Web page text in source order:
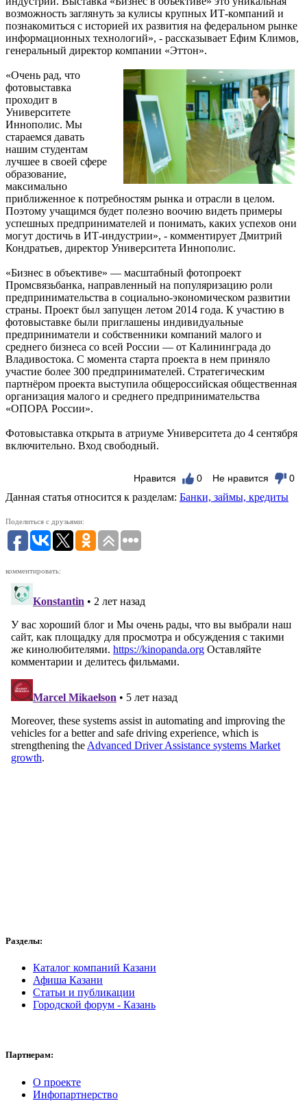
возможность заглянуть за кулисы крупных ИТ-компаний и
познакомиться с историей их развития на федеральном рынке
информационных технологий», - рассказывает Ефим Климов,
генеральный директор компании «Эттон».
«Очень рад, что
фотовыставка
проходит в
Университете
Иннополис. Мы
стараемся давать
нашим студентам
лучшее в своей сфере
образование,
максимально
приближенное к потребностям рынка и отрасли в целом.
Поэтому учащимся будет полезно воочию видеть примеры
успешных предпринимателей и понимать, каких успехов они
могут достичь в ИТ-индустрии», - комментирует Дмитрий
Кондратьев, директор Университета Иннополис.
«Бизнес в объективе» — масштабный фотопроект
Промсвязьбанка, направленный на популяризацию роли
предпринимательства в социально-экономическом развитии
страны. Проект был запущен летом 2014 года. К участию в
фотовыставке были приглашены индивидуальные
предприниматели и собственники компаний малого и
среднего бизнеса со всей России — от Калининграда до
Владивостока. С момента старта проекта в нем приняло
участие более 300 предпринимателей. Стратегическим
партнёром проекта выступила общероссийская общественная
организация малого и среднего предпринимательства
«ОПОРА России».
Фотовыставка открыта в атриуме Университета до 4 сентября
включительно. Вход свободный.
Нравится 0 Не нравится 0
Данная статья относится к разделам: Банки, займы, кредиты
Поделиться с друзьями:
комментировать:
Разделы:
Каталог компаний Казани
Афиша Казани
Статьи и публикации
Городской форум - Казань
Партнерам:
О проекте
Инфопартнерство